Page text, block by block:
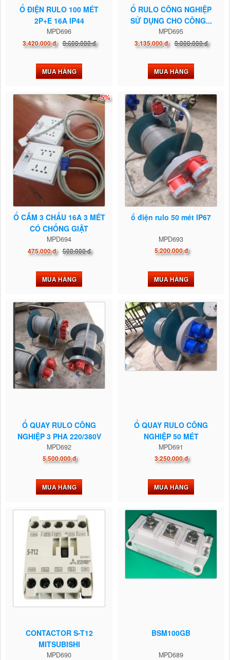
Ổ ĐIỆN RULO 100 MÉT
2P+E 16A IP44
MPD696
3.420.000 đ 3.600.000 đ
MUA HÀNG
Ổ RULO CÔNG NGHIỆP
SỬ DỤNG CHO CÔNG...
MPD695
3.135.000 đ 3.300.000 đ
MUA HÀNG
-5%
Ổ CẮM 3 CHẤU 16A 3 MÉT
CÓ CHỐNG GIẬT
MPD694
475.000 đ 500.000 đ
MUA HÀNG
ổ điện rulo 50 mét IP67
MPD693
5.200.000 đ
MUA HÀNG
Ổ QUAY RULO CÔNG
NGHIỆP 3 PHA 220/380V
MPD692
5.500.000 đ
MUA HÀNG
Ổ QUAY RULO CÔNG
NGHIỆP 50 MÉT
MPD691
3.250.000 đ
MUA HÀNG
CONTACTOR S-T12
MITSUBISHI
MPD690
BSM100GB
MPD689